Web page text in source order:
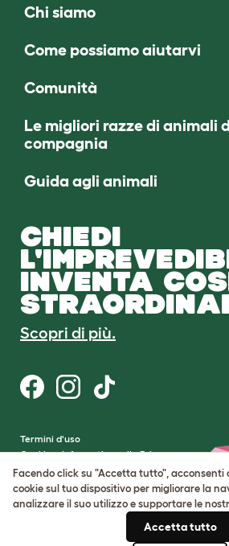
Chi siamo
Come possiamo aiutarvi
Comunità
Le migliori razze di animali
compagnia
Guida agli animali
CHIEDI
INVENTA
Scopri di più.
Termini d'uso
Cookie e Informativa sulla Privacy
Cookie Settings
Mappa del sito
Numero di registrazione della società:
Facendo click su "Accetta tutto", acconsenti
cookie sul tuo dispositivo per migliorare la
analizzare il suo utilizzo e supportare le
Accetta tutto